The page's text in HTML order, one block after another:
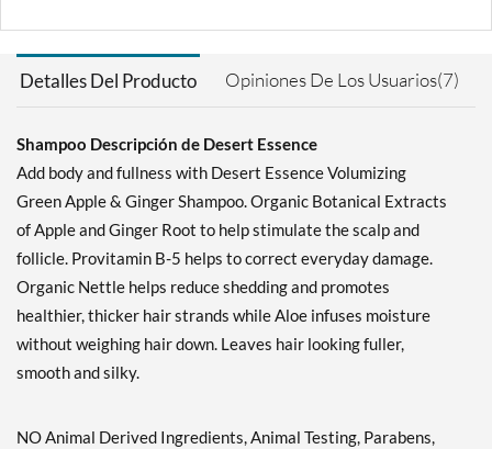
MAP (¿Qué es esto?):
$9.77
Ver el precio en el carrito
Island Mango - Enriching 8
fl.oz
MAP (¿Qué es esto?
Ver el precio en el carrito
SALE!
Italian Lemon -
$9.77
Detalles Del Producto Opiniones De Los Usuarios(7)
Shampoo Descripción de Desert Essence
Add body and fullness with Desert Essence Volumizing
Green Apple & Ginger Shampoo. Organic Botanical Extracts
of Apple and Ginger Root to help stimulate the scalp and
follicle. Provitamin B-5 helps to correct everyday damage.
Organic Nettle helps reduce shedding and promotes
healthier, thicker hair strands while Aloe infuses moisture
without weighing hair down. Leaves hair looking fuller,
smooth and silky.
NO Animal Derived Ingredients, Animal Testing, Parabens,